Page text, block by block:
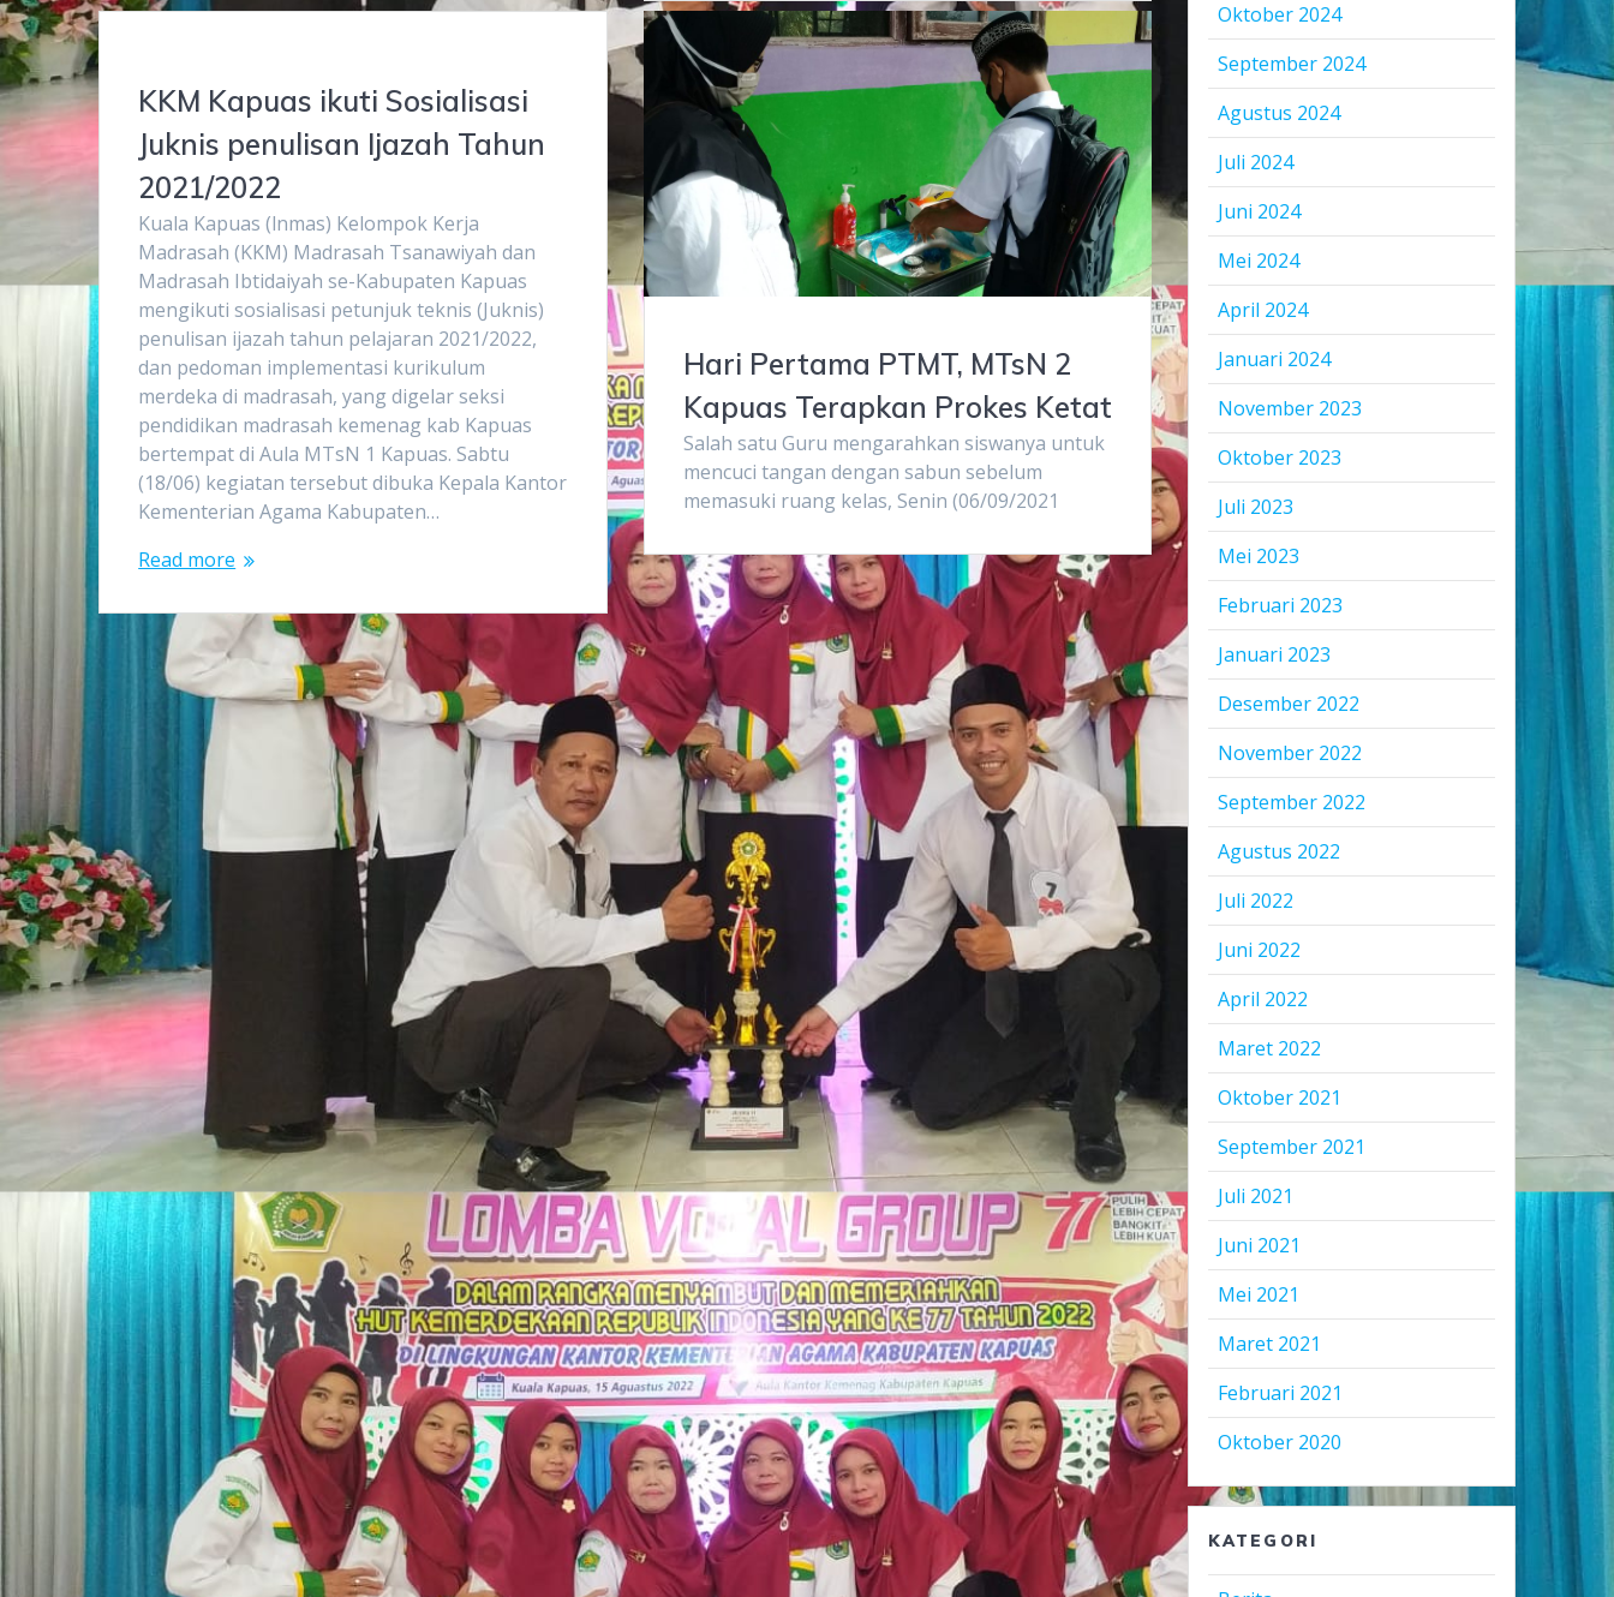
KKM Kapuas ikuti Sosialisasi
Juknis penulisan Ijazah Tahun
2021/2022
Kuala Kapuas (lnmas) Kelompok Kerja
Madrasah (KKM) Madrasah Tsanawiyah dan
Madrasah Ibtidaiyah se-Kabupaten Kapuas
mengikuti sosialisasi petunjuk teknis (Juknis)
penulisan ijazah tahun pelajaran 2021/2022,
dan pedoman implementasi kurikulum
merdeka di madrasah, yang digelar seksi
pendidikan madrasah kemenag kab Kapuas
bertempat di Aula MTsN 1 Kapuas. Sabtu
(18/06) kegiatan tersebut dibuka Kepala Kantor
Kementerian Agama Kabupaten…
Read more
Hari Pertama PTMT, MTsN 2
Kapuas Terapkan Prokes Ketat
Salah satu Guru mengarahkan siswanya untuk
mencuci tangan dengan sabun sebelum
memasuki ruang kelas, Senin (06/09/2021
Oktober 2024
September 2024
Agustus 2024
Juli 2024
Juni 2024
Mei 2024
April 2024
Januari 2024
November 2023
Oktober 2023
Juli 2023
Mei 2023
Februari 2023
Januari 2023
Desember 2022
November 2022
September 2022
Agustus 2022
Juli 2022
Juni 2022
April 2022
Maret 2022
Oktober 2021
September 2021
Juli 2021
Juni 2021
Mei 2021
Maret 2021
Februari 2021
Oktober 2020
KATEGORI